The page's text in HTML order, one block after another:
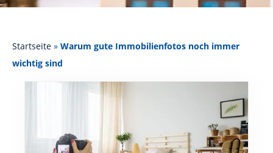
Startseite » Warum gute Immobilienfotos noch immer
wichtig sind